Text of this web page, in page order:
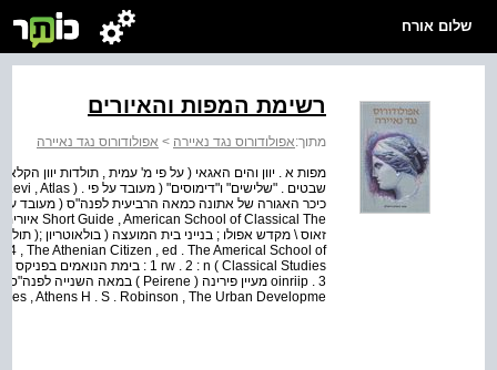
שלום אורח
רשימת המפות והאיורים
מתוך:אפולודורוס נגד נאיירה > אפולודורוס נגד נאיירה
, The Athenian Citizen , ed . The Americal School of
, Athens H . S . Robinson , The Urban Developme...